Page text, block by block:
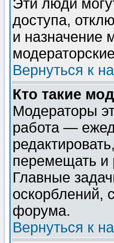
Эти люди
доступа,
и назначение
Вернуться к
Кто такие
Модераторы
работа —
перемещать и
Главные
оскорблений,
форума.
Вернуться к